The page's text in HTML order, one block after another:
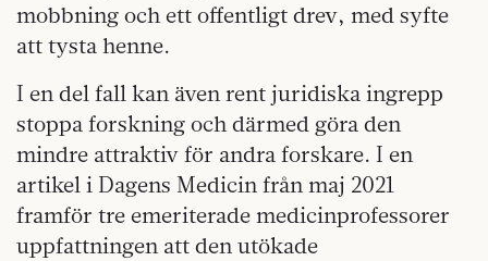
mobbning och ett offentligt drev, med syfte
att tysta henne.
I en del fall kan även rent juridiska ingrepp
stoppa forskning och därmed göra den
mindre attraktiv för andra forskare. I en
artikel i Dagens Medicin från maj 2021
framför tre emeriterade medicinprofessorer
uppfattningen att den utökade